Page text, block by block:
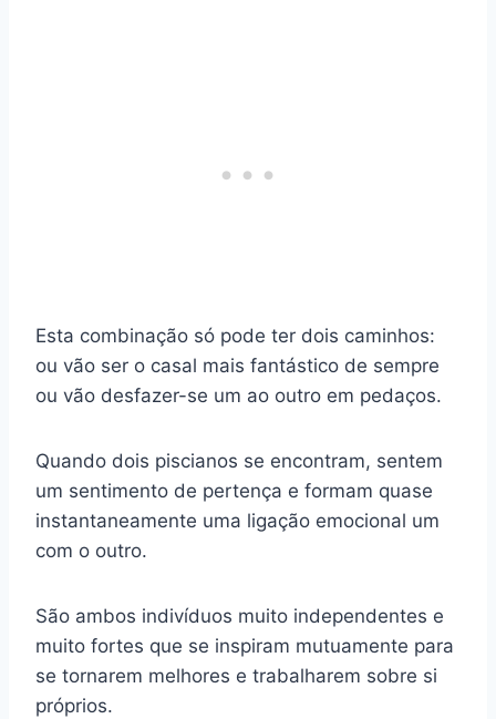
Esta combinação só pode ter dois caminhos:
ou vão ser o casal mais fantástico de sempre
ou vão desfazer-se um ao outro em pedaços.
Quando dois piscianos se encontram, sentem
um sentimento de pertença e formam quase
instantaneamente uma ligação emocional um
com o outro.
São ambos indivíduos muito independentes e
muito fortes que se inspiram mutuamente para
se tornarem melhores e trabalharem sobre si
próprios.